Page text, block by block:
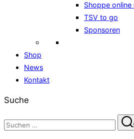
Shoppe online
TSV to go
Sponsoren
Shop
News
Kontakt
Suche
Suchen
nach: